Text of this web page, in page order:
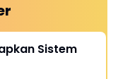
Sistem